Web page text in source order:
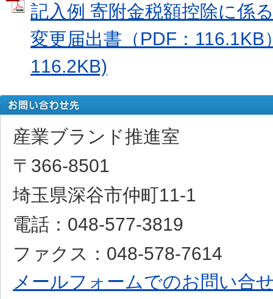
記入例 寄附金税額控除に係
変更届出書（PDF：
116.2KB)
産業ブランド推進室
〒366-8501
埼玉県深谷市仲町11-1
電話：048-577-3819
ファクス：048-578-7614
メールフォームでのお問い合